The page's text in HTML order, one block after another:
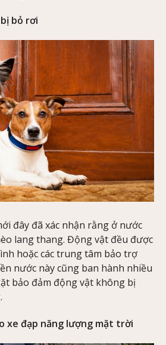
bỏ rơi
đây đã xác nhận rằng ở nước
lang thang. Động vật đều được
hoặc các trung tâm bảo trợ
nước này cũng ban hành nhiều
bảo đảm động vật không bị
xe đạp năng lượng mặt trời